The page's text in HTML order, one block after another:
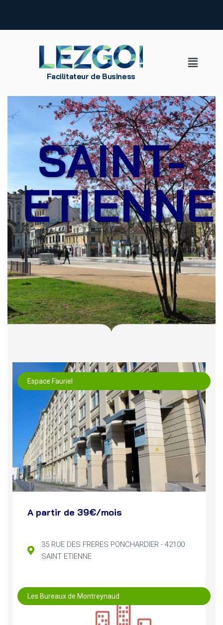
Facilitateur de Business
SAINT-
ETIENNE
Espace Fauriel
A partir de 39€/mois
35 RUE DES FRERES PONCHARDIER - 42100
SAINT ETIENNE
Les Bureaux de Montreynaud